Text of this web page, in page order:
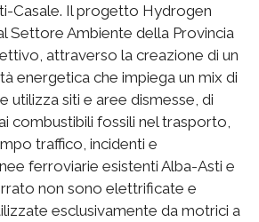
Casale. Il progetto Hydrogen
Settore Ambiente della Provincia
attraverso la creazione di un
energetica che impiega un mix di
utilizza siti e aree dismesse, di
combustibili fossili nel trasporto,
traffico, incidenti e
ferroviarie esistenti Alba-Asti e
non sono elettrificate e
esclusivamente da motrici a